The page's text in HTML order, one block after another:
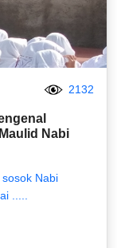
2132
Nabi
sosok Nabi
.....